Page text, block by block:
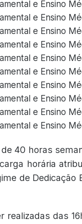
e Ensino
e Ensino
e Ensino
e Ensino
e Ensino
e Ensino
e Ensino
e Ensino
e Ensino
e Ensino
40 horas
horária
de
realizadas das